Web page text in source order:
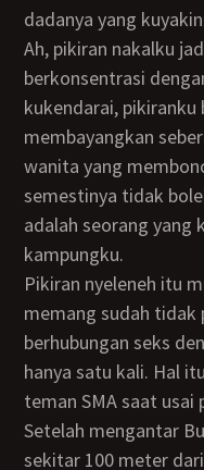
dadanya yang
Ah, pikiran nakalku jadi mulai liar. Sambil
berkonsentrasi
kukendarai,
membayangkan
wanita yang
semestinya tidak
adalah seorang yang
kampungku.
Pikiran nyeleneh itu muncul, mungkin karena aku
memang sudah tidak
berhubungan seks
hanya satu kali. Hal
teman SMA saat usai
Setelah mengantar
sekitar 100 meter